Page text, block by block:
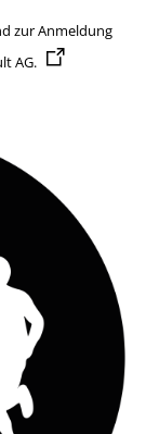
zur Anmeldung
AG.